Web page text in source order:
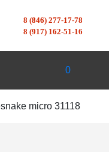
8 (846) 277-17-78
8 (917) 162-51-16
0
micro 31118